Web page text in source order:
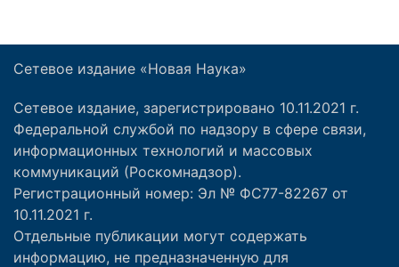
Сетевое издание «Новая Наука»
Сетевое издание, зарегистрировано 10.11.2021 г.
Федеральной службой по надзору в сфере связи,
информационных технологий и массовых
коммуникаций (Роскомнадзор).
Регистрационный номер: Эл № ФС77-82267 от
10.11.2021 г.
Отдельные публикации могут содержать
информацию, не предназначенную для